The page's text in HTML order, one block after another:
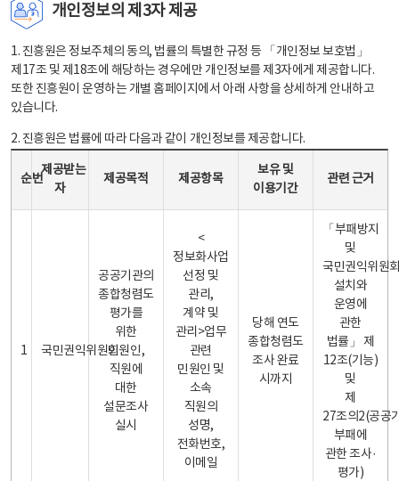
개인정보의 제3자 제공
1. 진흥원은 정보주체의 동의, 법률의 특별한 규정 등 「개인정보 보호법」
제17조 및 제18조에 해당하는 경우에만 개인정보를 제3자에게 제공합니다.
또한 진흥원이 운영하는 개별 홈페이지에서 아래 사항을 상세하게 안내하고
있습니다.
2. 진흥원은 법률에 따라 다음과 같이 개인정보를 제공합니다.
순번
제공받는
자
제공목적 제공항목
보유 및
이용기간
관련 근거
1 국민권익위원회
공공기관의
종합청렴도
평가를
위한
민원인,
직원에
대한
설문조사
실시
<
정보화사업
선정 및
관리,
계약 및
관리>업무
관련
민원인 및
소속
직원의
성명,
전화번호,
이메일
당해 연도
종합청렴도
조사 완료
시까지
「부패방지
및
국민권익위원
설치와
운영에
관한
법률」 제
12조(기능)
및
제
27조의2(공공
부패에
관한 조사·
평가)